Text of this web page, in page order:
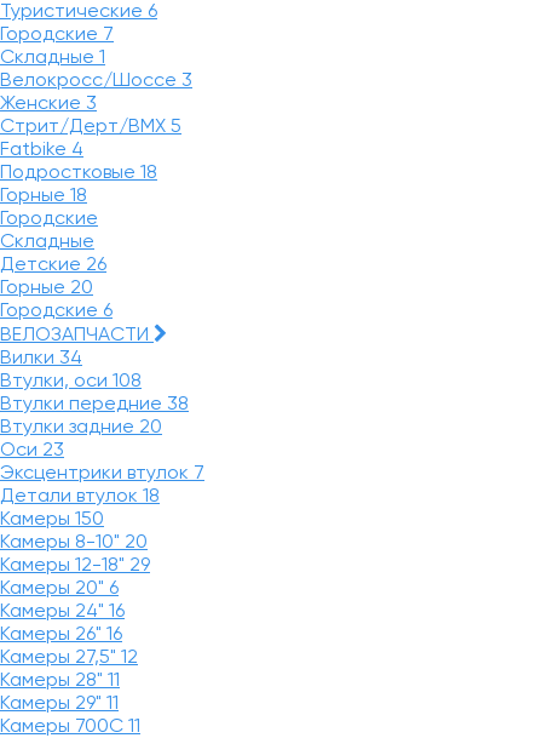
Туристические 6
Городские 7
Складные 1
Велокросс/Шоссе 3
Женские 3
Стрит/Дерт/BMX 5
Fatbike 4
Подростковые 18
Горные 18
Городские
Складные
Детские 26
Горные 20
Городские 6
ВЕЛОЗАПЧАСТИ
Вилки 34
Втулки, оси 108
Втулки передние 38
Втулки задние 20
Оси 23
Эксцентрики втулок 7
Детали втулок 18
Камеры 150
Камеры 8-10" 20
Камеры 12-18" 29
Камеры 20" 6
Камеры 24" 16
Камеры 26" 16
Камеры 27,5" 12
Камеры 28" 11
Камеры 29" 11
Камеры 700C 11